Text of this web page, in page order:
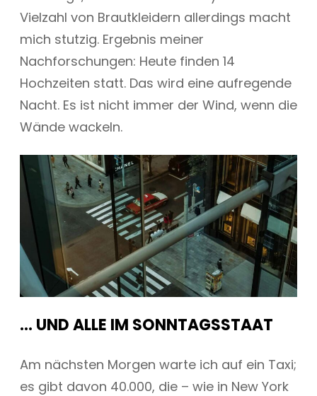
Vielzahl von Brautkleidern allerdings macht
mich stutzig. Ergebnis meiner
Nachforschungen: Heute finden 14
Hochzeiten statt. Das wird eine aufregende
Nacht. Es ist nicht immer der Wind, wenn die
Wände wackeln.
… UND ALLE IM SONNTAGSSTAAT
Am nächsten Morgen warte ich auf ein Taxi;
es gibt davon 40.000, die – wie in New York